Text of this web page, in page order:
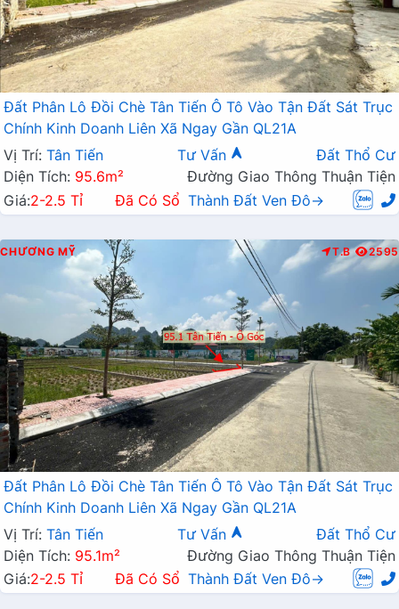
Đất Phân Lô Đồi Chè Tân Tiến Ô Tô Vào Tận Đất Sát Trục
Chính Kinh Doanh Liên Xã Ngay Gần QL21A
Vị Trí: Tân Tiến Tư Vấn
Đất Thổ Cư
Diện Tích: 95.6m²
Đường Giao Thông Thuận Tiện
Giá:2-2.5 Tỉ Đã Có Sổ Thành Đất Ven Đô→
CHƯƠNG MỸ T.B 2595
Đất Phân Lô Đồi Chè Tân Tiến Ô Tô Vào Tận Đất Sát Trục
Chính Kinh Doanh Liên Xã Ngay Gần QL21A
Vị Trí: Tân Tiến Tư Vấn
Đất Thổ Cư
Diện Tích: 95.1m²
Đường Giao Thông Thuận Tiện
Giá:2-2.5 Tỉ Đã Có Sổ Thành Đất Ven Đô→